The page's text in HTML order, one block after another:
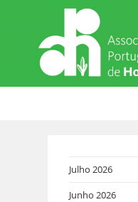
Julho 2026
Junho 2026